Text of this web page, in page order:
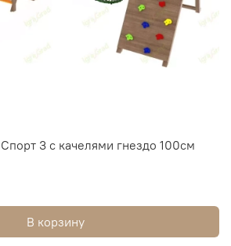
3 с качелями гнездо 100см
В корзину